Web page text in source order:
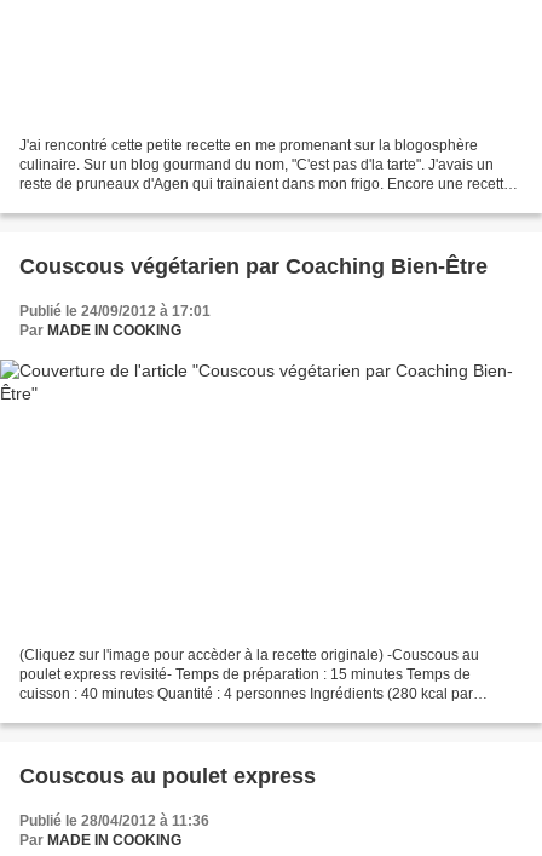
J'ai rencontré cette petite recette en me promenant sur la blogosphère
culinaire. Sur un blog gourmand du nom, "C'est pas d'la tarte". J'avais un
reste de pruneaux d'Agen qui trainaient dans mon frigo. Encore une recette
Couscous végétarien par Coaching Bien-Être
Publié le 24/09/2012 à 17:01
Par MADE IN COOKING
(Cliquez sur l'image pour accèder à la recette originale) -Couscous au
poulet express revisité- Temps de préparation : 15 minutes Temps de
cuisson : 40 minutes Quantité : 4 personnes Ingrédients (280 kcal par
Couscous au poulet express
Publié le 28/04/2012 à 11:36
Par MADE IN COOKING